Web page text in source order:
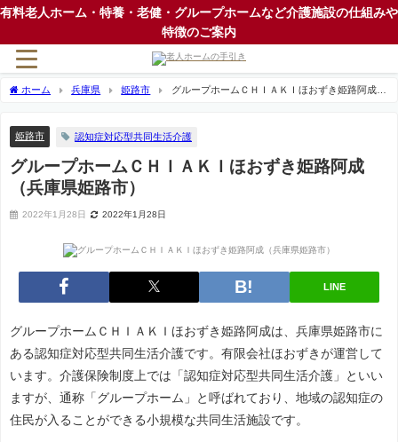
有料老人ホーム・特養・老健・グループホームなど介護施設の仕組みや
特徴のご案内
ホーム 兵庫県 姫路市
グループホームＣＨＩＡＫＩほおずき姫路阿成
姫路市 認知症対応型共同生活介護
グループホームＣＨＩＡＫＩほおずき姫路阿成
（兵庫県姫路市）
2022年1月28日 2022年1月28日
LINE
グループホームＣＨＩＡＫＩほおずき姫路阿成は、兵庫県姫路市に
ある認知症対応型共同生活介護です。有限会社ほおずきが運営して
います。介護保険制度上では「認知症対応型共同生活介護」といい
ますが、通称「グループホーム」と呼ばれており、地域の認知症の
住民が入ることができる小規模な共同生活施設です。